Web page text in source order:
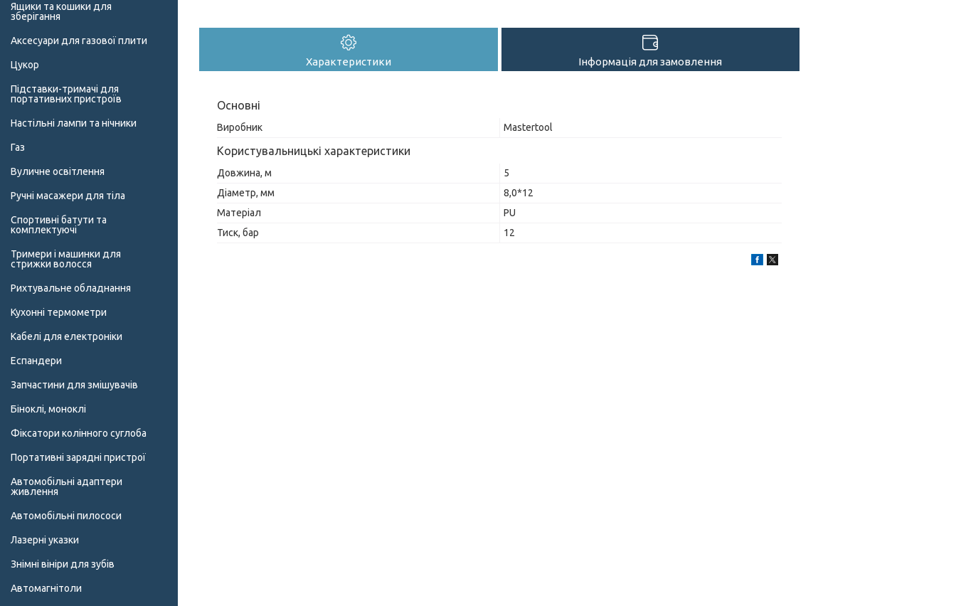
Характеристики Інформація для замовлення
Основні
Виробник Mastertool
Користувальницькі характеристики
Довжина, м
5
Діаметр, мм
8,0*12
Матеріал
PU
Тиск, бар
12
Ящики та кошики для
зберігання
Аксесуари для газової плити
Цукор
Підставки-тримачі для
портативних пристроїв
Настільні лампи та нічники
Газ
Вуличне освітлення
Ручні масажери для тіла
Спортивні батути та
комплектуючі
Тримери і машинки для
стрижки волосся
Рихтувальне обладнання
Кухонні термометри
Кабелі для електроніки
Еспандери
Запчастини для змішувачів
Біноклі, моноклі
Фіксатори колінного суглоба
Портативні зарядні пристрої
Автомобільні адаптери
живлення
Автомобільні пилососи
Лазерні указки
Знімні вініри для зубів
Автомагнітоли